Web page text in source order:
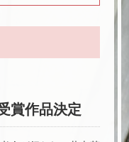
賞作品決定